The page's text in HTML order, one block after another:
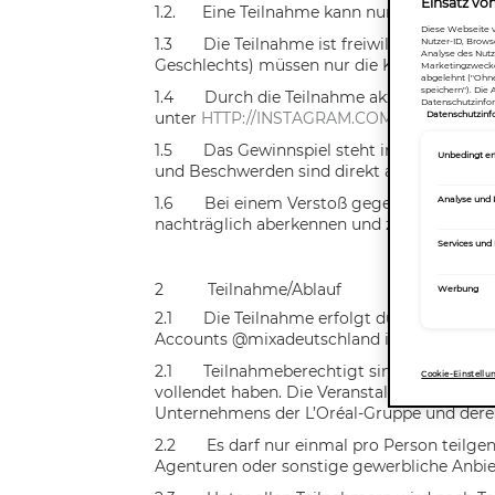
1.2. Eine Teilnahme kann nur über das
1.3
Die Teilnahme ist freiwillig und
Geschlechts) müssen nur die Kosten
1.4
Durch die Teilnahme akzeptiert der
unter HTTP://INSTAGRAM.COM/ABOUT/
1.5
Das Gewinnspiel steht in keiner
und Beschwerden sind direkt an die
1.6
Bei einem Verstoß gegen diese
nachträglich aberkennen und zurückfordern.
2
Teilnahme/Ablauf
2.1
Die Teilnahme erfolgt durch Posten
Accounts @mixadeutschland im Post
2.1
Teilnahmeberechtigt sind natürliche
vollendet haben. Die Veranstalterin behält
Unternehmens der L’Oréal-Gruppe und
2.2
Es darf nur einmal pro Person
Agenturen oder sonstige gewerbliche
Diese Webseite
Nutzer-ID,
Analyse des
abgelehnt
speichern"). Die
Unbedingt
Analyse und
Services
Werbung
Cookie-